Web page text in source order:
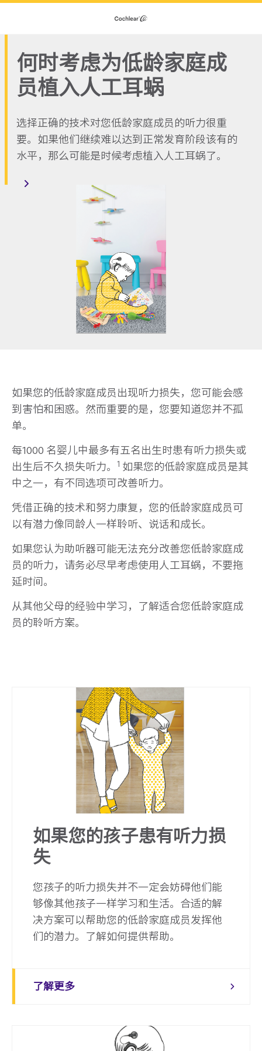
何时考虑为低龄家庭成
员植入人工耳蜗
选择正确的技术对您低龄家庭成员的听力很重
要。如果他们继续难以达到正常发育阶段该有的
水平，那么可能是时候考虑植入人工耳蜗了。
如果您的低龄家庭成员出现听力损失，您可能会感
到害怕和困惑。然而重要的是，您要知道您并不孤
单。
每1000 名婴儿中最多有五名出生时患有听力损失或
出生后不久损失听力。
1 如果您的低龄家庭成员是其
中之一，有不同选项可改善听力。
凭借正确的技术和努力康复，您的低龄家庭成员可
以有潜力像同龄人一样聆听、说话和成长。
如果您认为助听器可能无法充分改善您低龄家庭成
员的听力，请务必尽早考虑使用人工耳蜗，不要拖
延时间。
从其他父母的经验中学习，了解适合您低龄家庭成
员的聆听方案。
如果您的孩子患有听力损
失
您孩子的听力损失并不一定会妨碍他们能
够像其他孩子一样学习和生活。合适的解
决方案可以帮助您的低龄家庭成员发挥他
们的潜力。了解如何提供帮助。
了解更多